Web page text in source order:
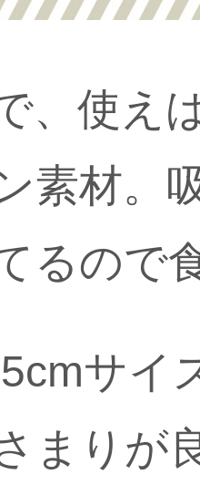
、使え
素材。
るので
サイ
まりが